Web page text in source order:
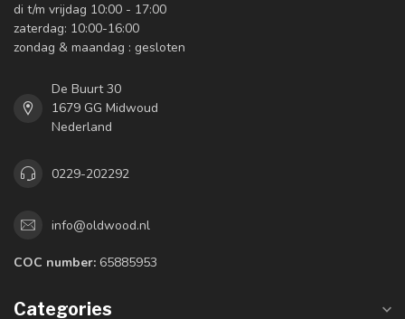
di t/m vrijdag 10:00 - 17:00
zaterdag: 10:00-16:00
zondag & maandag : gesloten
De Buurt 30
1679 GG Midwoud
Nederland
0229-202292
info@oldwood.nl
COC number: 65885953
Categories